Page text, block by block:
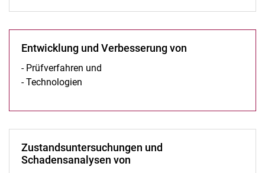
Entwicklung und Verbesserung von
- Prüfverfahren und
- Technologien
Zustandsuntersuchungen und
Schadensanalysen von